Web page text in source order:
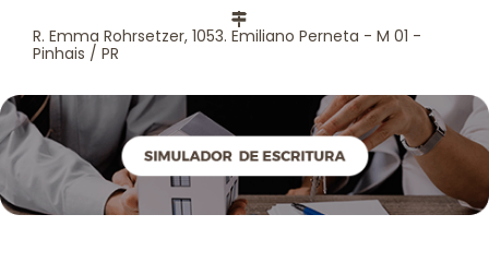
R. Emma Rohrsetzer, 1053. Emiliano Perneta - M 01 -
Pinhais / PR